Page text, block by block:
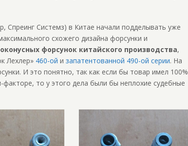
Спреинг Системз) в Китае начали подделывать уже
схожего дизайна форсунки и
форсунок китайского производства,
Лехлер» 460-ой изапатентованной 490-ой серии. На
И это понятно, так как если бы товар имел 100%
то у этого дела были бы неплохие судебные